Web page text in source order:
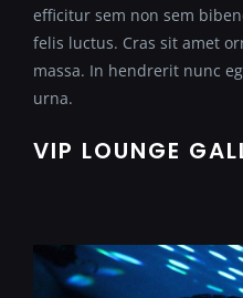
efficitur sem non sem
felis luctus. Cras sit amet
massa. In hendrerit nunc
urna.
VIP LOUNGE